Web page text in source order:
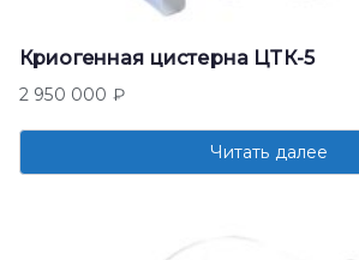
Криогенная цистерна ЦТК-5
2 950 000 ₽
Читать далее